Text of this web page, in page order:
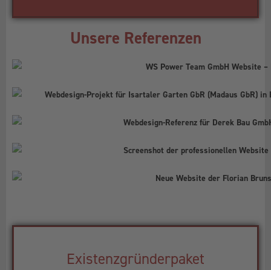
Unsere Referenzen
Existenzgründerpaket